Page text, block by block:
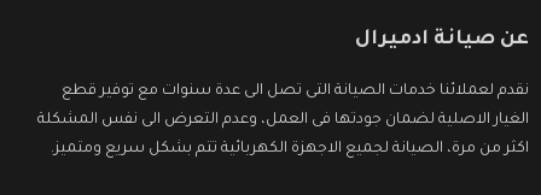
عن صيانة ادميرال
نقدم لعملائنا خدمات الصيانة التى تصل الى عدة سنوات مع توفير قطع
الغيار الاصلية لضمان جودتها فى العمل، وعدم التعرض الى نفس المشكلة
اكثر من مرة، الصيانة لجميع الاجهزة الكهربائية تتم بشكل سريع ومتميز.